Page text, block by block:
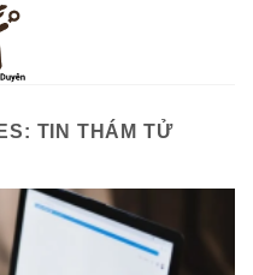
TIN THÁM TỬ